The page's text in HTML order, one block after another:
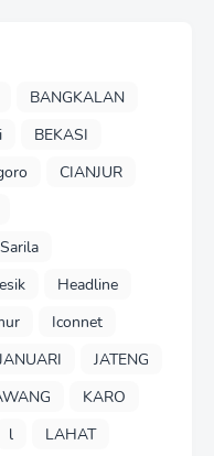
BANGKALAN
BEKASI
CIANJUR
Headline
Iconnet
JATENG
KARO
l
LAHAT